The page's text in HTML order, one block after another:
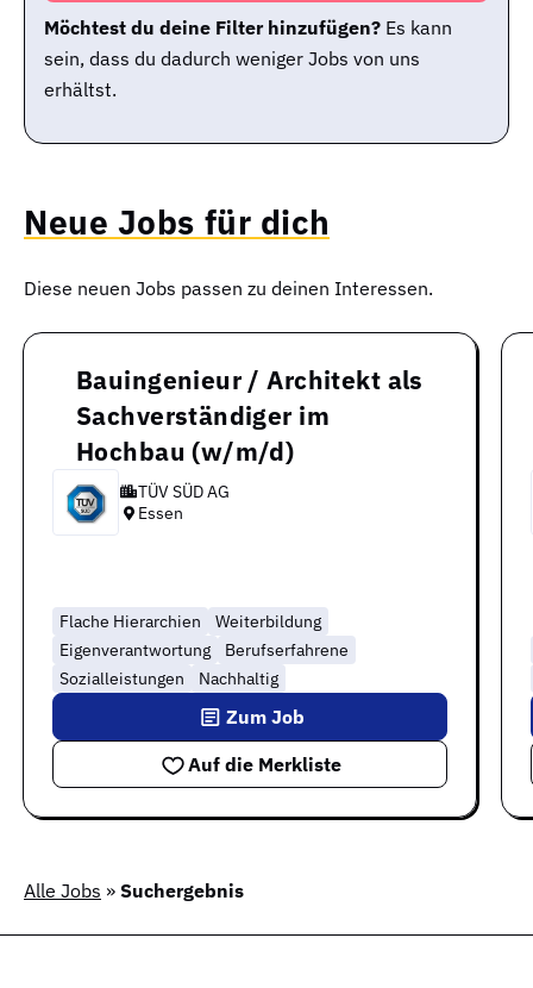
Möchtest du deine Filter hinzufügen? Es kann
sein, dass du dadurch weniger Jobs von uns
erhältst.
Neue Jobs für dich
Diese neuen Jobs passen zu deinen Interessen.
Bauingenieur / Architekt als
Sachverständiger im
Hochbau (w/m/d)
TÜV SÜD AG
Essen
Flache Hierarchien
Weiterbildung
Eigenverantwortung
Berufserfahrene
Sozialleistungen
Nachhaltig
Auf die Merkliste
Zum Job
Alle Jobs » Suchergebnis